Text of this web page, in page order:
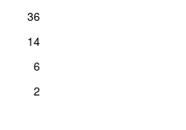
36
14
6
2